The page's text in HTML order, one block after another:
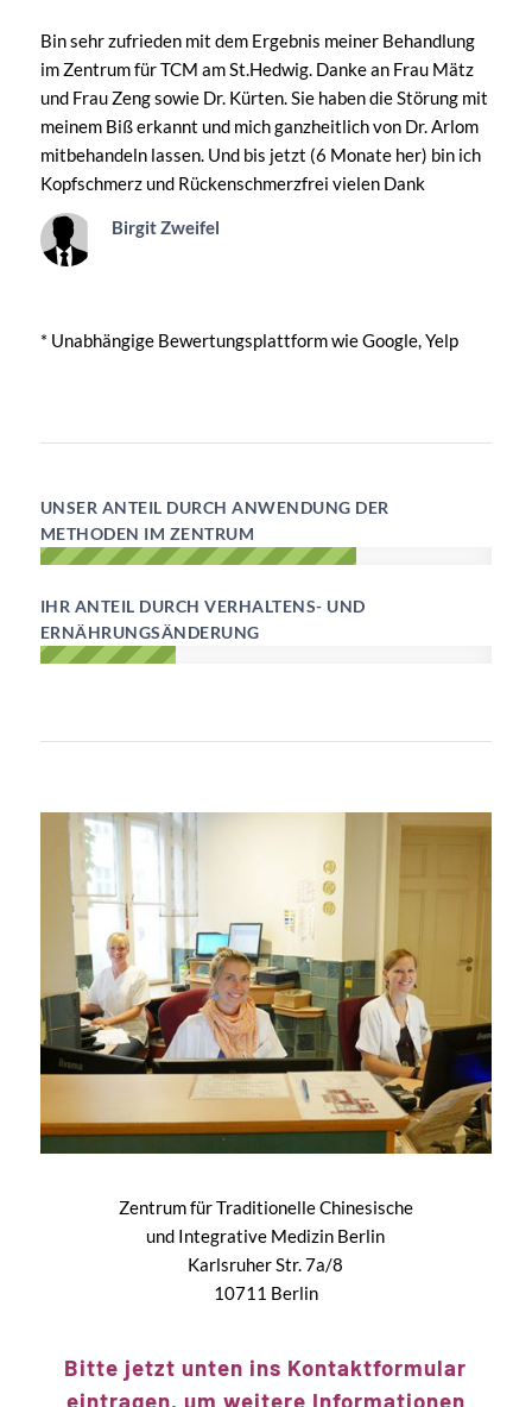
Bin sehr zufrieden mit dem Ergebnis meiner Behandlung
im Zentrum für TCM am St.Hedwig. Danke an Frau Mätz
und Frau Zeng sowie Dr. Kürten. Sie haben die Störung mit
meinem Biß erkannt und mich ganzheitlich von Dr. Arlom
mitbehandeln lassen. Und bis jetzt (6 Monate her) bin ich
Kopfschmerz und Rückenschmerzfrei vielen Dank
Birgit Zweifel
* Unabhängige Bewertungsplattform wie Google, Yelp
UNSER ANTEIL DURCH ANWENDUNG DER
METHODEN IM ZENTRUM
IHR ANTEIL DURCH VERHALTENS- UND
ERNÄHRUNGSÄNDERUNG
Zentrum für Traditionelle Chinesische
und Integrative Medizin Berlin
Karlsruher Str. 7a/8
10711 Berlin
Bitte jetzt unten ins Kontaktformular
eintragen, um weitere Informationen